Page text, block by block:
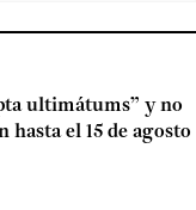
ultimátums” y no
hasta el 15 de agosto